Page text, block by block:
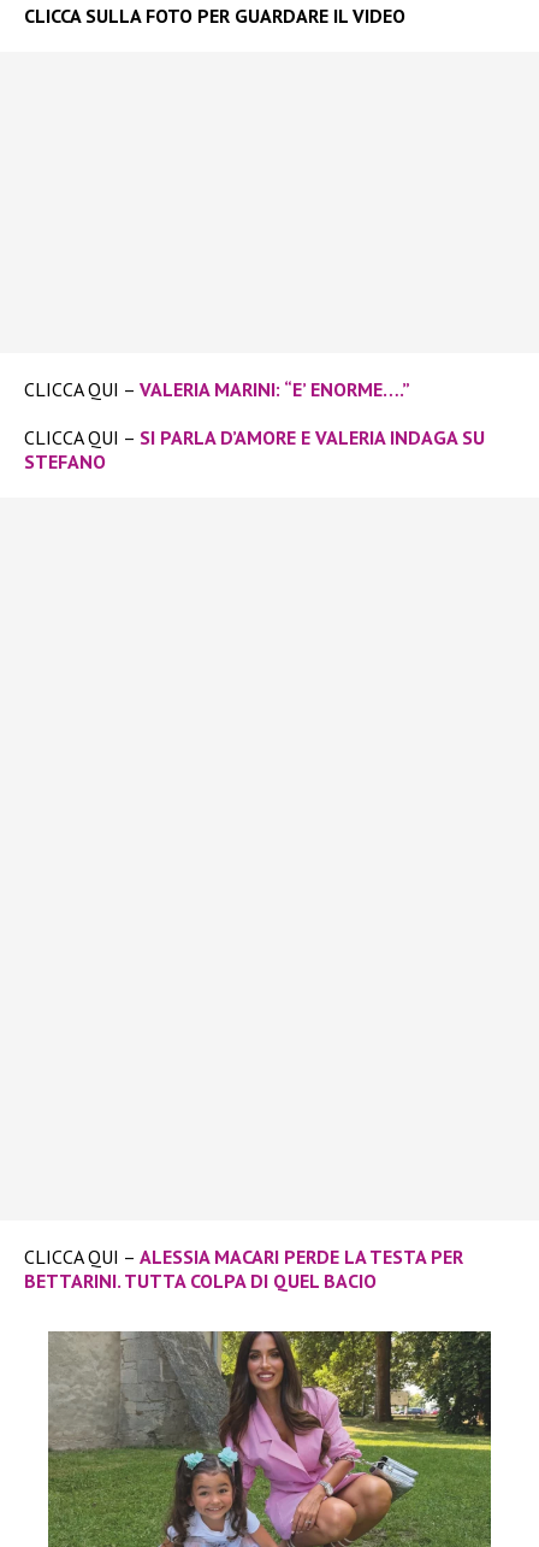
CLICCA SULLA FOTO PER GUARDARE IL VIDEO
CLICCA QUI – VALERIA MARINI: “E’ ENORME….”
CLICCA QUI – SI PARLA D’AMORE E VALERIA INDAGA SU
STEFANO
CLICCA QUI – ALESSIA MACARI PERDE LA TESTA PER
BETTARINI. TUTTA COLPA DI QUEL BACIO